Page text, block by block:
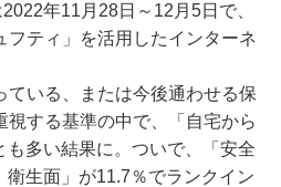
年11月28日～12月5日で、
フティ」を活用したインターネ
いる、または今後通わせる保
する基準の中で、「自宅から
多い結果に。ついで、「安全
生面」が11.7％でランクイン